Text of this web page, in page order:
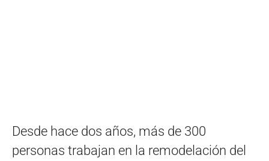
Desde hace dos años, más de 300
personas trabajan en la remodelación del